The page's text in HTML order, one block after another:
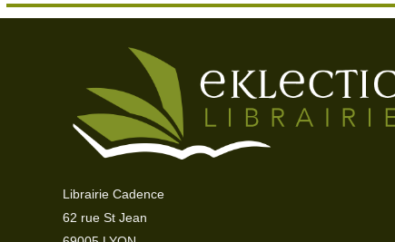
Librairie Cadence
62 rue St Jean